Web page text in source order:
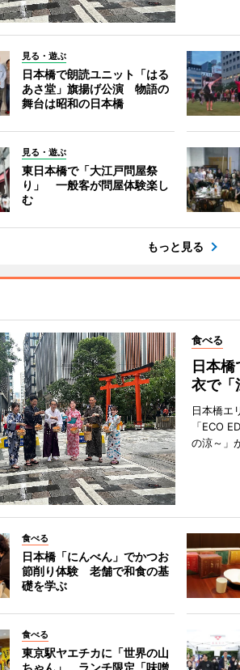
見る・遊ぶ
日本橋で朗読ユニット「はる
あさ堂」旗揚げ公演 物語の
舞台は昭和の日本橋
見る・遊ぶ
東日本橋で「大江戸問屋祭
り」 一般客が問屋体験楽し
む
もっと見る
食べる
日本
衣で「
日本橋エ
「ECO
の涼～」
食べる
日本橋「にんべん」でかつお
節削り体験 老舗で和食の基
礎を学ぶ
食べる
東京駅ヤエチカに「世界の山
ちゃん」 ランチ限定「味噌